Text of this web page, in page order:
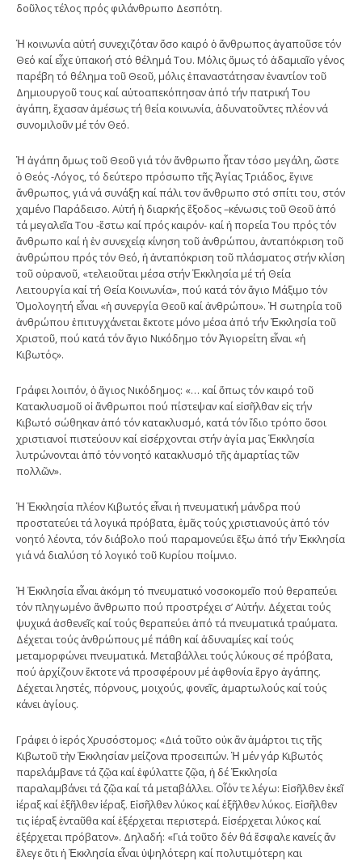
δοῦλος τέλος πρός φιλάνθρωπο Δεσπότη.
Ἡ κοινωνία αὐτή συνεχιζόταν ὅσο καιρό ὁ ἄνθρωπος ἀγαποῦσε τόν
Θεό καί εἶχε ὑπακοή στό θέλημά Του. Μόλις ὅμως τό ἀδαμιαῖο γένος
παρέβη τό θέλημα τοῦ Θεοῦ, μόλις ἐπαναστάτησαν ἐναντίον τοῦ
Δημιουργοῦ τους καί αὐτοαπεκόπησαν ἀπό τήν πατρική Του
ἀγάπη, ἔχασαν ἀμέσως τή θεία κοινωνία, ἀδυνατοῦντες πλέον νά
συνομιλοῦν μέ τόν Θεό.
Ἡ ἀγάπη ὅμως τοῦ Θεοῦ γιά τόν ἄνθρωπο ἦταν τόσο μεγάλη, ὥστε
ὁ Θεός -Λόγος, τό δεύτερο πρόσωπο τῆς Ἁγίας Τριάδος, ἔγινε
ἄνθρωπος, γιά νά συνάξη καί πάλι τον ἄνθρωπο στό σπίτι του, στόν
χαμένο Παράδεισο. Αὐτή ἡ διαρκής ἔξοδος –κένωσις τοῦ Θεοῦ ἀπό
τά μεγαλεῖα Του -ἔστω καί πρός καιρόν- καί ἡ πορεία Του πρός τόν
ἄνθρωπο καί ἡ ἐν συνεχείᾳ κίνηση τοῦ ἀνθρώπου, ἀνταπόκριση τοῦ
ἀνθρώπου πρός τόν Θεό, ἡ ἀνταπόκριση τοῦ πλάσματος στήν κλίση
τοῦ οὐρανοῦ, «τελειοῦται μέσα στήν Ἐκκλησία μέ τή Θεία
Λειτουργία καί τή Θεία Κοινωνία», πού κατά τόν ἅγιο Μάξιμο τόν
Ὁμολογητή εἶναι «ἡ συνεργία Θεοῦ καί ἀνθρώπου». Ἡ σωτηρία τοῦ
ἀνθρώπου ἐπιτυγχάνεται ἔκτοτε μόνο μέσα ἀπό τήν Ἐκκλησία τοῦ
Χριστοῦ, πού κατά τόν ἅγιο Νικόδημο τόν Ἁγιορείτη εἶναι «ἡ
Κιβωτός».
Γράφει λοιπόν, ὁ ἅγιος Νικόδημος: «… καί ὅπως τόν καιρό τοῦ
Κατακλυσμοῦ οἱ ἄνθρωποι πού πίστεψαν καί εἰσῆλθαν εἰς τήν
Κιβωτό σώθηκαν ἀπό τόν κατακλυσμό, κατά τόν ἴδιο τρόπο ὅσοι
χριστιανοί πιστεύουν καί εἰσέρχονται στήν ἁγία μας Ἐκκλησία
λυτρώνονται ἀπό τόν νοητό κατακλυσμό τῆς ἁμαρτίας τῶν
πολλῶν».
Ἡ Ἐκκλησία πλέον Κιβωτός εἶναι ἡ πνευματική μάνδρα πού
προστατεύει τά λογικά πρόβατα, ἐμᾶς τούς χριστιανούς ἀπό τόν
νοητό λέοντα, τόν διάβολο πού παραμονεύει ἔξω ἀπό τήν Ἐκκλησία
γιά νά διαλύση τό λογικό τοῦ Κυρίου ποίμνιο.
Ἡ Ἐκκλησία εἶναι ἀκόμη τό πνευματικό νοσοκομεῖο πού θεραπεύει
τόν πληγωμένο ἄνθρωπο πού προστρέχει σ’ Αὐτήν. Δέχεται τούς
ψυχικά ἀσθενεῖς καί τούς θεραπεύει ἀπό τά πνευματικά τραύματα.
Δέχεται τούς ἀνθρώπους μέ πάθη καί ἀδυναμίες καί τούς
μεταμορφώνει πνευματικά. Μεταβάλλει τούς λύκους σέ πρόβατα,
πού ἀρχίζουν ἔκτοτε νά προσφέρουν μέ ἀφθονία ἔργο ἀγάπης.
Δέχεται ληστές, πόρνους, μοιχούς, φονεῖς, ἁμαρτωλούς καί τούς
κάνει ἁγίους.
Γράφει ὁ ἱερός Χρυσόστομος: «Διά τοῦτο οὐκ ἄν ἁμάρτοι τις τῆς
Κιβωτοῦ τὴν Ἐκκλησίαν μείζονα προσειπών. Ἡ μέν γάρ Κιβωτός
παρελάμβανε τά ζῷα καί ἐφύλαττε ζῷα, ἡ δέ Ἐκκλησία
παραλαμβάνει τά ζῷα καί τά μεταβάλλει. Οἷόν τε λέγω: Εἰσῆλθεν ἐκεῖ
ἱέραξ καί ἐξῆλθεν ἱέραξ. Εἰσῆλθεν λύκος καί ἐξῆλθεν λύκος. Εἰσῆλθεν
τις ἱέραξ ἐνταῦθα καί ἐξέρχεται περιστερά. Εἰσέρχεται λύκος καί
ἐξέρχεται πρόβατον». Δηλαδή: «Γιά τοῦτο δέν θά ἔσφαλε κανείς ἄν
ἔλεγε ὅτι ἡ Ἐκκλησία εἶναι ὑψηλότερη καί πολυτιμότερη και